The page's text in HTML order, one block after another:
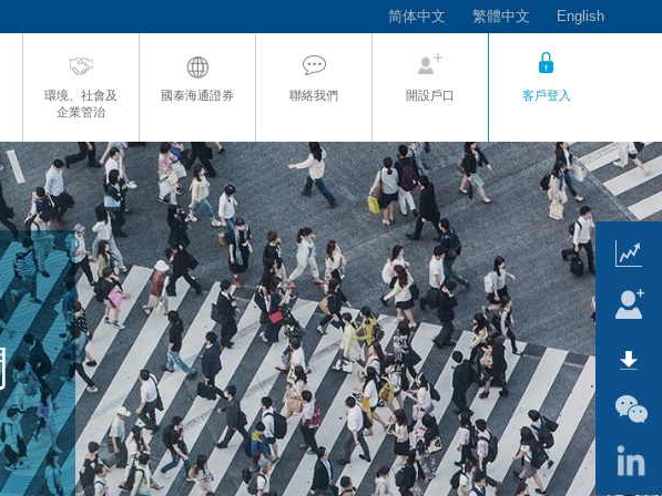
简体中文 繁體中文 English
環境、社會及
企業管治
國泰海通證券 聯絡我們 開設戶口 客戶登入